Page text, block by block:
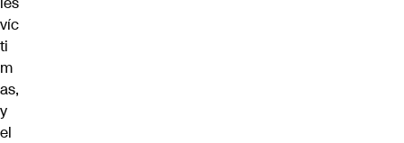
víc
ti
m
as,
y
el